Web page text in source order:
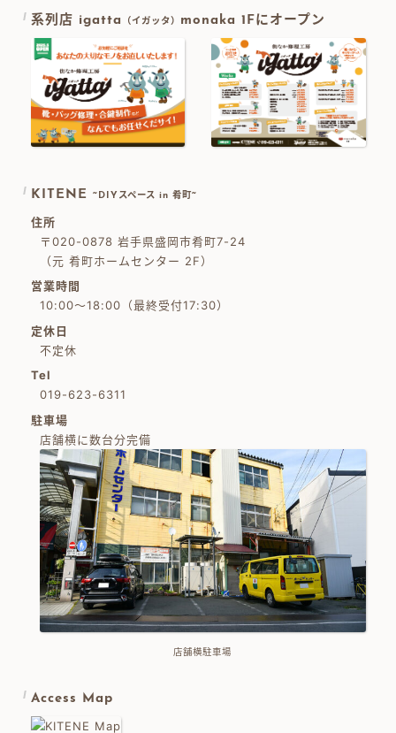
系列店 igatta （イガッタ） monaka 1Fにオープン
KITENE ~DIYスペース in 肴町~
住所
〒020-0878 岩手県盛岡市肴町7-24
（元 肴町ホームセンター 2F）
営業時間
10:00～18:00（最終受付17:30）
定休日
不定休
Tel
019-623-6311
駐車場
店舗横に数台分完備
店舗横駐車場
Access Map